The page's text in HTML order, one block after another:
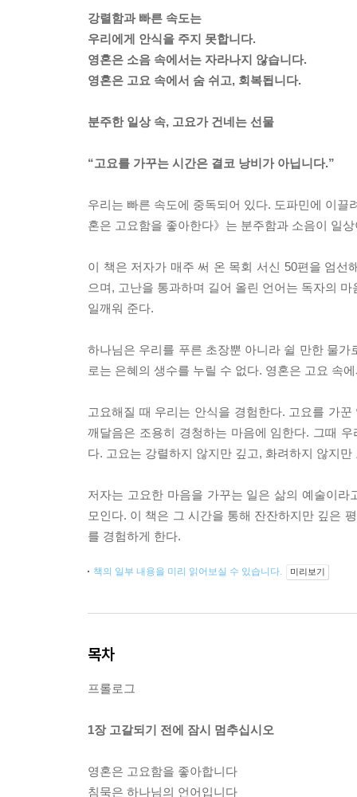
강렬함과 빠른 속도는
우리에게 안식을 주지 못합니다.
영혼은 소음 속에서는 자라나지 않습니다.
영혼은 고요 속에서 숨 쉬고, 회복됩니다.
분주한 일상 속, 고요가 건네는 선물
“고요를 가꾸는 시간은 결코 낭비가 아닙니다.”
우리는 빠른 속도에 중독되어 있다. 도파민에 이
혼은 고요함을 좋아한다》는 분주함과 소음이 일
이 책은 저자가 매주 써 온 목회 서신 50편을 엄
으며, 고난을 통과하며 길어 올린 언어는 독자의
일깨워 준다.
하나님은 우리를 푸른 초장뿐 아니라 쉴 만한 물
로는 은혜의 생수를 누릴 수 없다. 영혼은 고요 속
고요해질 때 우리는 안식을 경험한다. 고요를 가
깨달음은 조용히 경청하는 마음에 임한다. 그때
다. 고요는 강렬하지 않지만 깊고, 화려하지 않지
저자는 고요한 마음을 가꾸는 일은 삶의 예술이
모인다. 이 책은 그 시간을 통해 잔잔하지만 깊은
를 경험하게 한다.
책의 일부 내용을 미리 읽어보실 수 있습니다. 미리보기
목차
프롤로그
1장 고갈되기 전에 잠시 멈추십시오
영혼은 고요함을 좋아합니다
침묵은 하나님의 언어입니다